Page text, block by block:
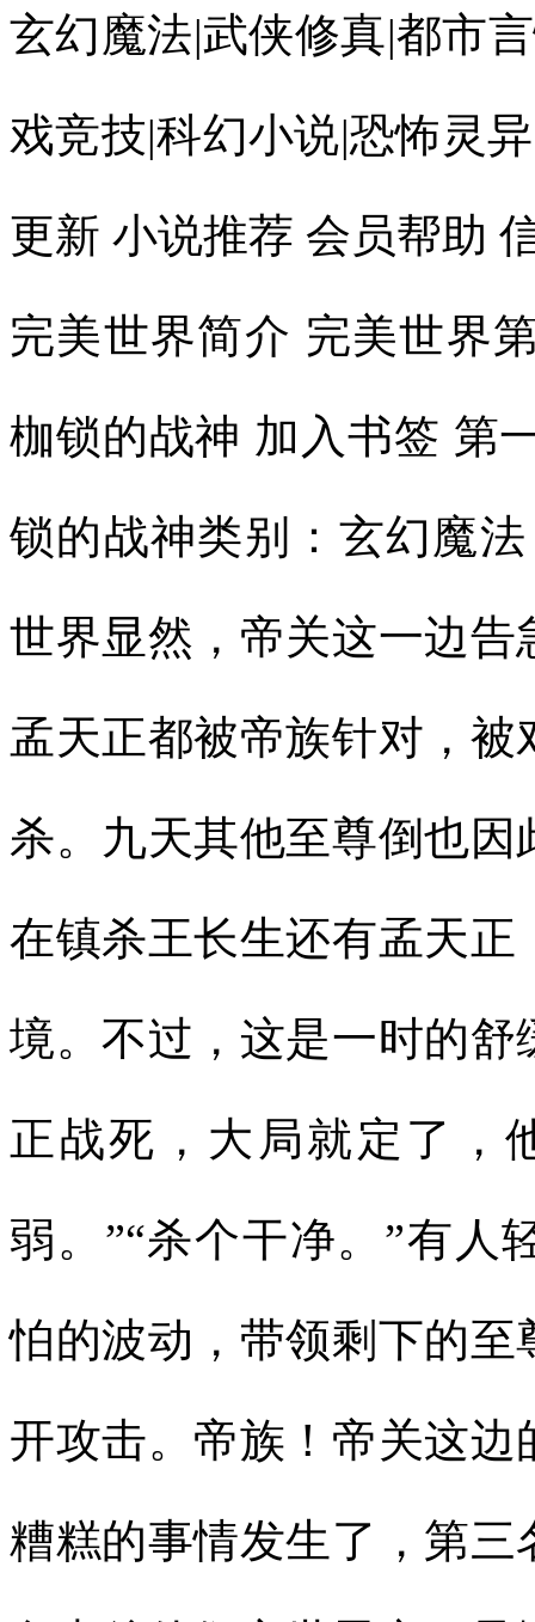
玄幻魔法|武侠修真|都市
戏竞技|科幻小说|恐怖灵
更新 小说推荐 会员帮助
完美世界简介 完美世界
枷锁的战神 加入书签 第
锁的战神类别：玄幻魔
世界显然，帝关这一边
孟天正都被帝族针对，
杀。九天其他至尊倒也
在镇杀王长生还有孟天
境。不过，这是一时的
正战死，大局就定了，
弱。”“杀个干净。”有人
怕的波动，带领剩下的
开攻击。帝族！帝关这
糟糕的事情发生了，第